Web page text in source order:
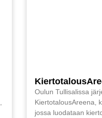
Oulun Tullisalissa
KiertotalousAreena,
jossa luodataan